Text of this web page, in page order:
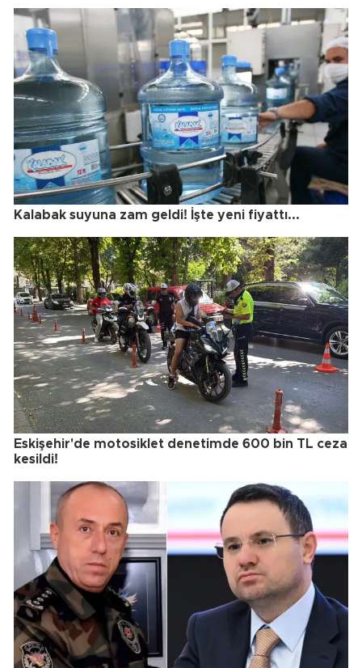
Kalabak suyuna zam geldi! İşte yeni fiyattı...
Eskişehir'de motosiklet denetimde 600 bin TL ceza
kesildi!